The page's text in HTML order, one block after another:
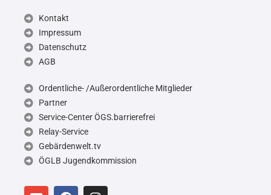
Kontakt
Impressum
Datenschutz
AGB
Ordentliche- /Außerordentliche Mitglieder
Partner
Service-Center ÖGS.barrierefrei
Relay-Service
Gebärdenwelt.tv
ÖGLB Jugendkommission